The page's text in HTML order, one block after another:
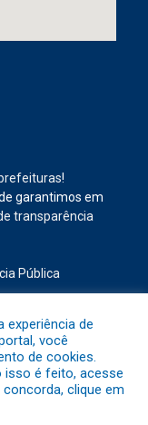
!
garantimos em
transparência
Pública
de Abaetetuba.
experiência de
você
de cookies.
é feito, acesse
concorda, clique em